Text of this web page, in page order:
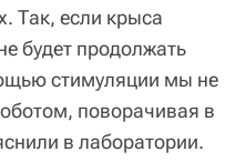
Так, если крыса
будет продолжать
стимуляции мы не
поворачивая в
в лаборатории.